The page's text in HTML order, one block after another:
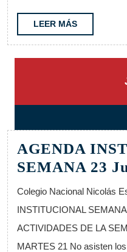
LEER MÁSLEER
MÁS
AGENDA
SEMANA 23
Colegio Nacional Nicolás
INSTITUCIONAL
ACTIVIDADES DE LA
MARTES 21 No asisten